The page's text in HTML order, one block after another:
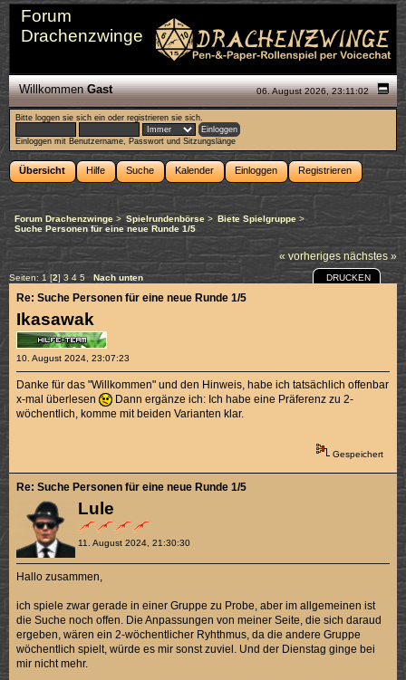
Forum
Drachenzwinge
06. August 2026, 23:11:02
WillkommenGast
Bitte loggen sie sich ein oderregistrieren sie sich.
Einloggen mit Benutzername, Passwort und Sitzungslänge
Übersicht Hilfe Suche Kalender Einloggen Registrieren
Forum Drachenzwinge > Spielrundenbörse> Biete Spielgruppe>
Suche Personen für eine neue Runde 1/5
« vorheriges nächstes »
Seiten: 1 [2] 3 4 5 Nach unten DRUCKEN
Ikasawak
10. August 2024, 23:07:23
Re: Suche Personen für eine neue Runde 1/5
Danke für das "Willkommen" und den Hinweis, habe ich tatsächlich offenbar
x-mal überlesen
Dann ergänze ich: Ich habe eine Präferenz zu 2-
wöchentlich, komme mit beiden Varianten klar.
Gespeichert
Lule
11. August 2024, 21:30:30
Re: Suche Personen für eine neue Runde 1/5
Hallo zusammen,
ich spiele zwar gerade in einer Gruppe zu Probe, aber im allgemeinen ist
die Suche noch offen. Die Anpassungen von meiner Seite, die sich daraud
ergeben, wären ein 2-wöchentlicher Ryhthmus, da die andere Gruppe
wöchentlich spielt, würde es mir sonst zuviel. Und der Dienstag ginge bei
mir nicht mehr.